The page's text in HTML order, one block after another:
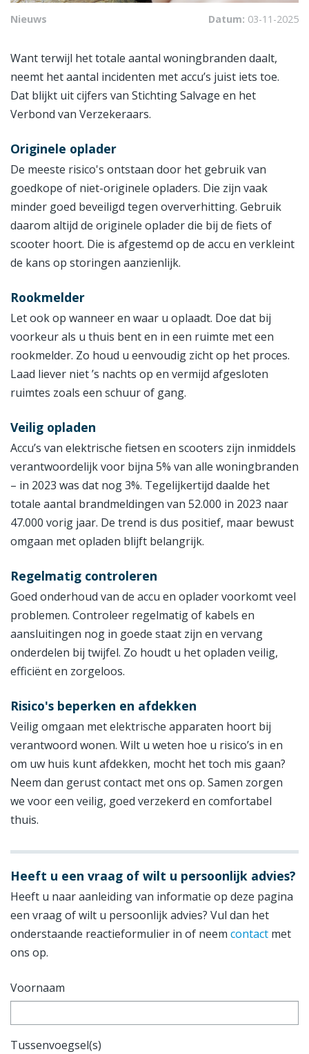
Nieuws Datum: 03-11-2025
Want terwijl het totale aantal woningbranden daalt,
neemt het aantal incidenten met accu’s juist iets toe.
Dat blijkt uit cijfers van Stichting Salvage en het
Verbond van Verzekeraars.
Originele oplader
De meeste risico's ontstaan door het gebruik van
goedkope of niet-originele opladers. Die zijn vaak
minder goed beveiligd tegen oververhitting. Gebruik
daarom altijd de originele oplader die bij de fiets of
scooter hoort. Die is afgestemd op de accu en verkleint
de kans op storingen aanzienlijk.
Rookmelder
Let ook op wanneer en waar u oplaadt. Doe dat bij
voorkeur als u thuis bent en in een ruimte met een
rookmelder. Zo houd u eenvoudig zicht op het proces.
Laad liever niet ’s nachts op en vermijd afgesloten
ruimtes zoals een schuur of gang.
Veilig opladen
Accu’s van elektrische fietsen en scooters zijn inmiddels
verantwoordelijk voor bijna 5% van alle woningbranden
– in 2023 was dat nog 3%. Tegelijkertijd daalde het
totale aantal brandmeldingen van 52.000 in 2023 naar
47.000 vorig jaar. De trend is dus positief, maar bewust
omgaan met opladen blijft belangrijk.
Regelmatig controleren
Goed onderhoud van de accu en oplader voorkomt veel
problemen. Controleer regelmatig of kabels en
aansluitingen nog in goede staat zijn en vervang
onderdelen bij twijfel. Zo houdt u het opladen veilig,
efficiënt en zorgeloos.
Risico's beperken en afdekken
Veilig omgaan met elektrische apparaten hoort bij
verantwoord wonen. Wilt u weten hoe u risico’s in en
om uw huis kunt afdekken, mocht het toch mis gaan?
Neem dan gerust contact met ons op. Samen zorgen
we voor een veilig, goed verzekerd en comfortabel
thuis.
Heeft u een vraag of wilt u persoonlijk advies?
Heeft u naar aanleiding van informatie op deze pagina
een vraag of wilt u persoonlijk advies? Vul dan het
onderstaande reactieformulier in of neem contact met
ons op.
Voornaam
Tussenvoegsel(s)